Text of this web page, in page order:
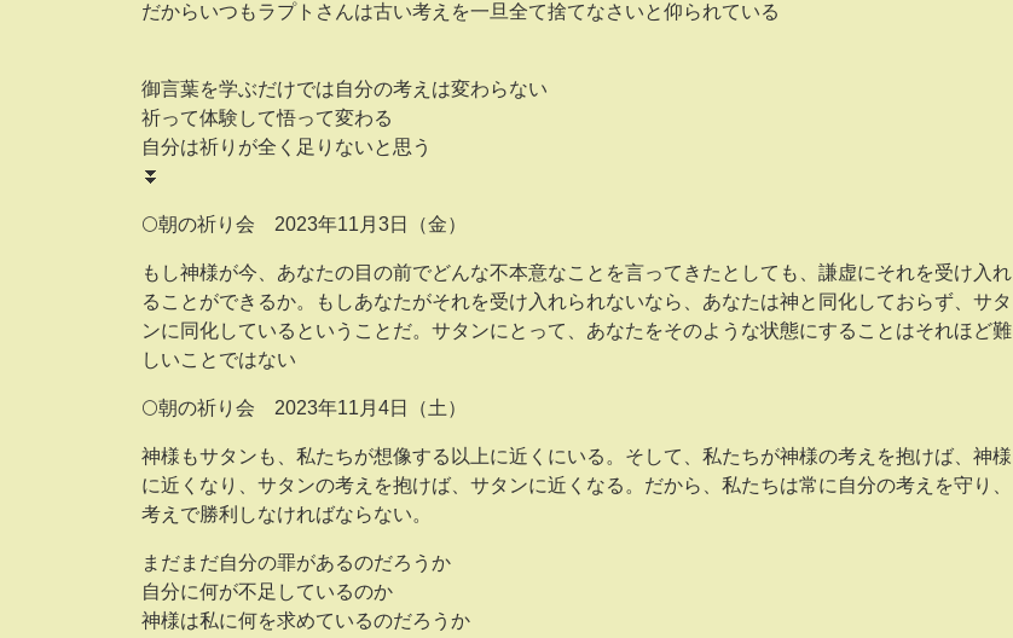
だからいつもラプトさんは古い考えを一旦全て捨てなさいと仰られている
御言葉を学ぶだけでは自分の考えは変わらない
祈って体験して悟って変わる
自分は祈りが全く足りないと思う
⏬
🌕朝の祈り会 2023年11月3日（金）
もし神様が今、あなたの目の前でどんな不本意なことを言ってきたとしても、謙虚にそれを受け入れ
ることができるか。もしあなたがそれを受け入れられないなら、あなたは神と同化しておらず、サタ
ンに同化しているということだ。サタンにとって、あなたをそのような状態にすることはそれほど難
しいことではない
🌕朝の祈り会 2023年11月4日（土）
神様もサタンも、私たちが想像する以上に近くにいる。そして、私たちが神様の考えを抱けば、神様
に近くなり、サタンの考えを抱けば、サタンに近くなる。だから、私たちは常に自分の考えを守り、
考えで勝利しなければならない。
まだまだ自分の罪があるのだろうか
自分に何が不足しているのか
神様は私に何を求めているのだろうか